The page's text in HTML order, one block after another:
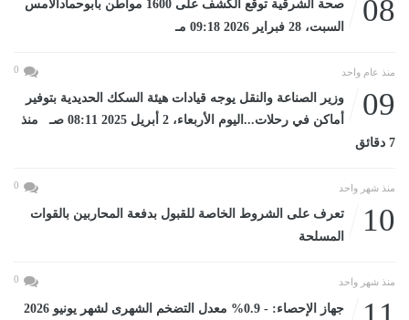
08
صحة الشرقية توقع الكشف على 1600 مواطن بأبوحمادالأمس
السبت، 28 فبراير 2026 09:18 مـ
منذ عام واحد 0
09
وزير الصناعة والنقل يوجه قيادات هيئة السكك الحديدية بتوفير
أماكن في رحلات...اليوم الأربعاء، 2 أبريل 2025 08:11 صـ منذ
7 دقائق
منذ شهر واحد 0
10
تعرف على الشروط الخاصة للقبول بدفعة المحاربين بالقوات
المسلحة
منذ شهر واحد 0
جهاز الإحصاء: - 0.9% معدل التضخم الشهرى لشهر يونيو 2026